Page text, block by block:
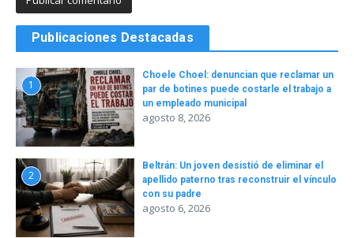
Publicaciones Destacadas
1
Choele Choel: denuncian que reclamar un
par de botines puede costarle el trabajo a
un empleado municipal
agosto 8, 2026
2
Beltrán: Un joven desistió de eliminar el
apellido paterno tras reconstruir el vínculo
con su padre
agosto 6, 2026